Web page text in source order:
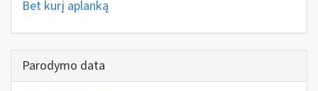
Bet kurį aplanką
Parodymo data